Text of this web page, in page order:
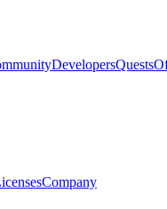
DevelopersQuests
Company